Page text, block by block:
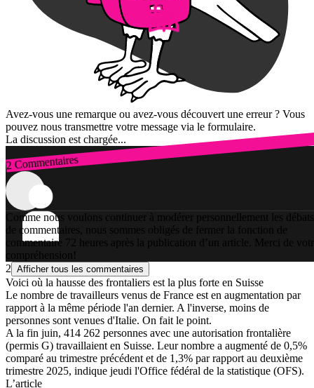
Avez-vous une remarque ou avez-vous découvert une erreur ? Vous
pouvez nous transmettre votre message via le formulaire.
La discussion est chargée...
2 Commentaires
Connexion
Comme nous voulons continuer à modérer personnellement les débats
de commentaires, nous sommes obligés de fermer la fonction de
commentaire 72 heures après la publication d’un article. Merci de
compréhension!
2 Afficher tous les commentaires
Voici où la hausse des frontaliers est la plus forte en Suisse
Le nombre de travailleurs venus de France est en augmentation par
rapport à la même période l'an dernier. A l'inverse, moins de
personnes sont venues d'Italie. On fait le point.
A la fin juin, 414 262 personnes avec une autorisation frontalière
(permis G) travaillaient en Suisse. Leur nombre a augmenté de 0,5%
comparé au trimestre précédent et de 1,3% par rapport au deuxième
trimestre 2025, indique jeudi l'Office fédéral de la statistique (OFS).
L’article